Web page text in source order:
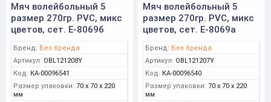
Мяч волейбольный 5
размер 270гр. PVC, микс
цветов, сет. Е-8069б
Бренд: Без бренда
Артикул: OBL121208Y
Код: КА-00096541
Размер упаковки: 70 x 70 x 220
мм
Мяч волейбольный 5
размер 270гр. PVC, микс
цветов, сет. Е-8069а
Бренд: Без бренда
Артикул: OBL121207Y
Код: КА-00096540
Размер упаковки: 70 x 70 x 220
мм